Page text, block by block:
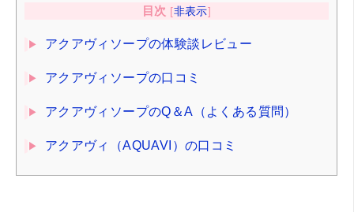
目次 [非表示]
アクアヴィソープの体験談レビュー
アクアヴィソープの口コミ
アクアヴィソープのQ＆A（よくある質問）
アクアヴィ（AQUAVI）の口コミ